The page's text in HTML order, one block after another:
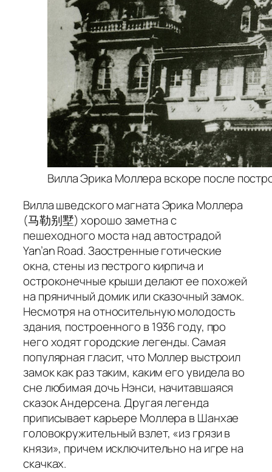
Вилла Эрика Моллера вскоре после
Вилла шведского магната Эрика Моллера
(马勒别墅) хорошо заметна с
пешеходного моста над автострадой
Yan’an Road. Заостренные готические
окна, стены из пестрого кирпича и
остроконечные крыши делают ее похожей
на пряничный домик или сказочный замок.
Несмотря на относительную молодость
здания, построенного в 1936 году, про
него ходят городские легенды. Самая
популярная гласит, что Моллер выстроил
замок как раз таким, каким его увидела во
сне любимая дочь Нэнси, начитавшаяся
сказок Андерсена. Другая легенда
приписывает карьере Моллера в Шанхае
головокружительный взлет, «из грязи в
князи», причем исключительно на игре на
скачках.